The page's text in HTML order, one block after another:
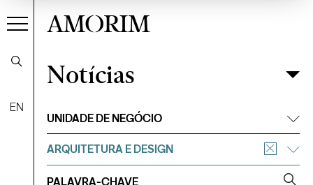
EN
AMORIM
Notícias
Filtrar
Notícias
UNIDADE DE NEGÓCIO
ARQUITETURA E DESIGN